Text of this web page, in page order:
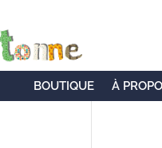
BOUTIQUE À